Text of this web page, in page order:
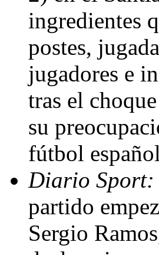
ingredientes
postes,
jugadores e
tras el
su
fútbol
Diario Sport:
partido
Sergio